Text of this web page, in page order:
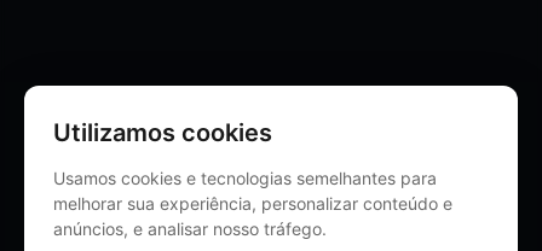
Tecnologias
Conectadas
Utilizamos cookies
Usamos cookies e tecnologias semelhantes para
melhorar sua experiência, personalizar conteúdo e
anúncios, e analisar nosso tráfego.